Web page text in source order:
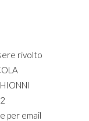
rivolto
per email